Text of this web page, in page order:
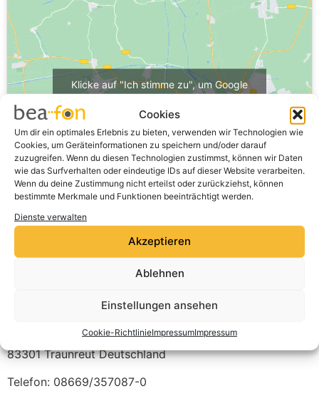
Cookies
Um dir ein optimales Erlebnis zu bieten, verwenden wir Technologien wie
Cookies, um Geräteinformationen zu speichern und/oder darauf
zuzugreifen. Wenn du diesen Technologien zustimmst, können wir Daten
wie das Surfverhalten oder eindeutige IDs auf dieser Website verarbeiten.
Wenn du deine Zustimmung nicht erteilst oder zurückziehst, können
bestimmte Merkmale und Funktionen beeinträchtigt werden.
Dienste verwalten
Akzeptieren
Ablehnen
Einstellungen ansehen
Cookie-RichtlinieImpressumImpressum
Klicke auf "Ich stimme zu", um Google
Cookie-Richtlinie
Ich stimme zu
Werner-von-Siemens-Straße 12
83301TraunreutDeutschland
Telefon: 08669/357087-0